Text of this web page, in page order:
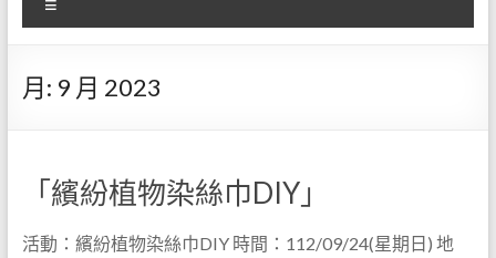
單
月: 9 月 2023
「繽紛植物染絲巾DIY」
活動：繽紛植物染絲巾DIY 時間：112/09/24(星期日) 地